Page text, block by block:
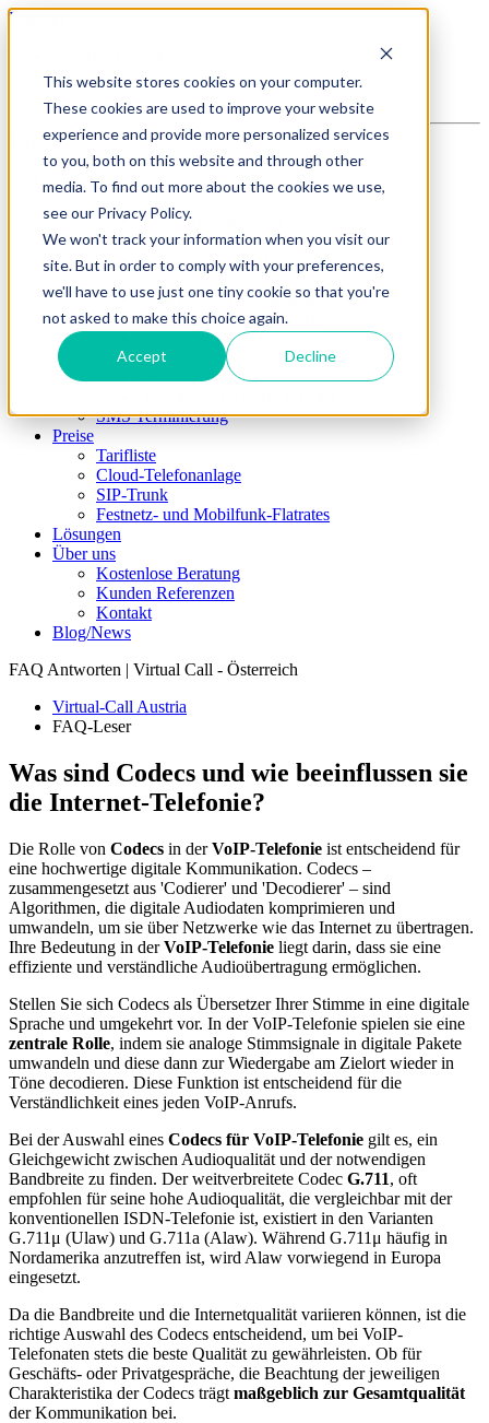
This website stores cookies on your computer.
These cookies are used to improve your website
experience and provide more personalized services
to you, both on this website and through other
media. To find out more about the cookies we use,
see our Privacy Policy.
We won't track your information when you visit our
site. But in order to comply with your preferences,
we'll have to use just one tiny cookie so that you're
not asked to make this choice again.
Accept Decline
Kontakt
Support
Menu
Produkte
Cloud-Telefonanlage
SIP-Trunk
Microsoft Teams Telefonie
Österreichische Rufnummern
0800er Service-Nummern
Internationale Rufnnummern
Sprachterminierung
Outbound Sprachterminierung
SMS Terminierung
Preise
Tarifliste
Cloud-Telefonanlage
SIP-Trunk
Festnetz- und Mobilfunk-Flatrates
Lösungen
Über uns
Kostenlose Beratung
Kunden Referenzen
Kontakt
Blog/News
FAQ Antworten | Virtual Call - Österreich
Virtual-Call Austria
FAQ-Leser
Was sind Codecs und wie beeinflussen sie
die Internet-Telefonie?
Die Rolle von Codecs in derVoIP-Telefonie ist entscheidend für
eine hochwertige digitale Kommunikation. Codecs –
zusammengesetzt aus 'Codierer' und 'Decodierer' – sind
Algorithmen, die digitale Audiodaten komprimieren und
umwandeln, um sie über Netzwerke wie das Internet zu übertragen.
Ihre Bedeutung in derVoIP-Telefonie liegt darin, dass sie eine
effiziente und verständliche Audioübertragung ermöglichen.
Stellen Sie sich Codecs als Übersetzer Ihrer Stimme in eine digitale
Sprache und umgekehrt vor. In der VoIP-Telefonie spielen sie eine
zentrale Rolle, indem sie analoge Stimmsignale in digitale Pakete
umwandeln und diese dann zur Wiedergabe am Zielort wieder in
Töne decodieren. Diese Funktion ist entscheidend für die
Verständlichkeit eines jeden VoIP-Anrufs.
Bei der Auswahl eines Codecs für VoIP-Telefonie gilt es, ein
Gleichgewicht zwischen Audioqualität und der notwendigen
Bandbreite zu finden. Der weitverbreitete Codec G.711, oft
empfohlen für seine hohe Audioqualität, die vergleichbar mit der
konventionellen ISDN-Telefonie ist, existiert in den Varianten
G.711μ (Ulaw) und G.711a (Alaw). Während G.711μ häufig in
Nordamerika anzutreffen ist, wird Alaw vorwiegend in Europa
eingesetzt.
Da die Bandbreite und die Internetqualität variieren können, ist die
richtige Auswahl des Codecs entscheidend, um bei VoIP-
Telefonaten stets die beste Qualität zu gewährleisten. Ob für
Geschäfts- oder Privatgespräche, die Beachtung der jeweiligen
Charakteristika der Codecs trägt maßgeblich zur Gesamtqualität
der Kommunikation bei.